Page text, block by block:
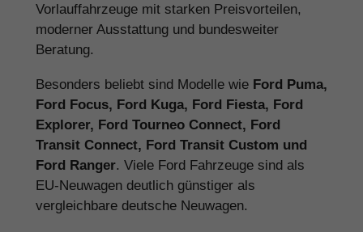
Vorlauffahrzeuge mit starken Preisvorteilen,
moderner Ausstattung und bundesweiter
Beratung.
Besonders beliebt sind Modelle wie Ford Puma,
Ford Focus, Ford Kuga, Ford Fiesta, Ford
Explorer, Ford Tourneo Connect, Ford
Transit Connect, Ford Transit Custom und
Ford Ranger. Viele Ford Fahrzeuge sind als
EU-Neuwagen deutlich günstiger als
vergleichbare deutsche Neuwagen.